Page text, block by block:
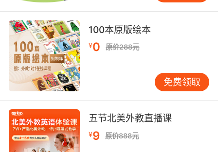
他说过更喜欢呆在Atlantis而不是地球
100本原版绘本
¥0 原价288元
免费领取
五节北美外教直播课
¥9 原价888元